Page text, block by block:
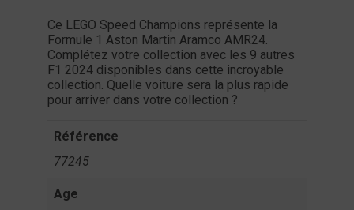
Ce LEGO Speed Champions représente la
Formule 1 Aston Martin Aramco AMR24.
Complétez votre collection avec les 9 autres
F1 2024 disponibles dans cette incroyable
collection. Quelle voiture sera la plus rapide
pour arriver dans votre collection ?
Référence
77245
Age